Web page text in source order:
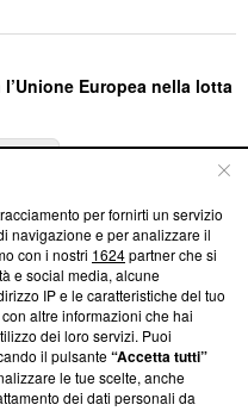
Europea nella lotta
su Blasting
su come ci impegniamo a
la nostra aderenza a
Blasting News non è
ha richiesto di farne
una verifica di
per fornirti un servizio
navigazione e per analizzare il
con i nostri 1624partner che si
e social media, alcune
IP e le caratteristiche del tuo
altre informazioni che hai
dei loro servizi. Puoi
il pulsante“Accetta tutti”
le tue scelte, anche
dei dati personali da